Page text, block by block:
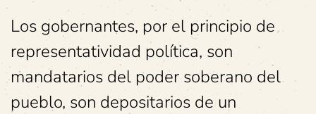
Los gobernantes, por el principio de
representatividad política, son
mandatarios del poder soberano del
pueblo, son depositarios de un